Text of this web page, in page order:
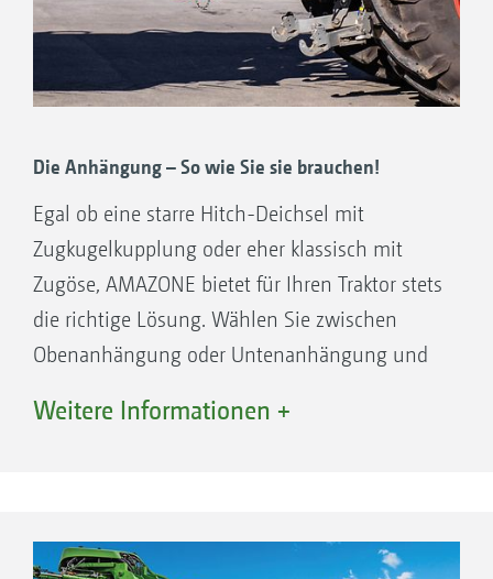
Die Anhängung – So wie Sie sie brauchen!
Egal ob eine starre Hitch-Deichsel mit
Zugkugelkupplung oder eher klassisch mit
Zugöse, AMAZONE bietet für Ihren Traktor stets
die richtige Lösung. Wählen Sie zwischen
Obenanhängung oder Untenanhängung und
Durchmesser von 40 mm oder 50 mm oder der
Weitere Informationen +